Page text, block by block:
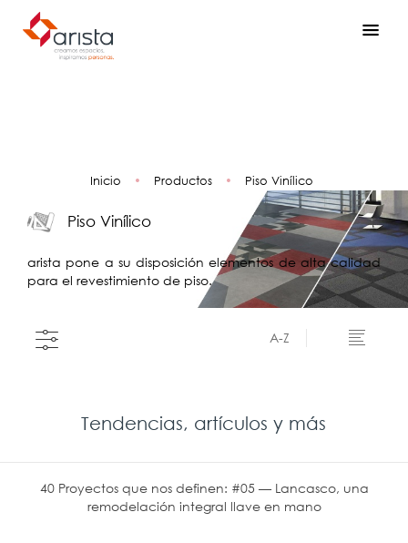
Inicio • Productos • Piso Vinílico
Piso Vinílico
arista pone a su disposición elementos de alta calidad
para el revestimiento de piso.
A-Z
Tendencias, artículos y más
40 Proyectos que nos definen: #05 — Lancasco, una
remodelación integral llave en mano